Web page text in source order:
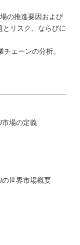
の推進要因および
リスク、ならびに
ェーンの分析。
市場の定義
世界市場概要